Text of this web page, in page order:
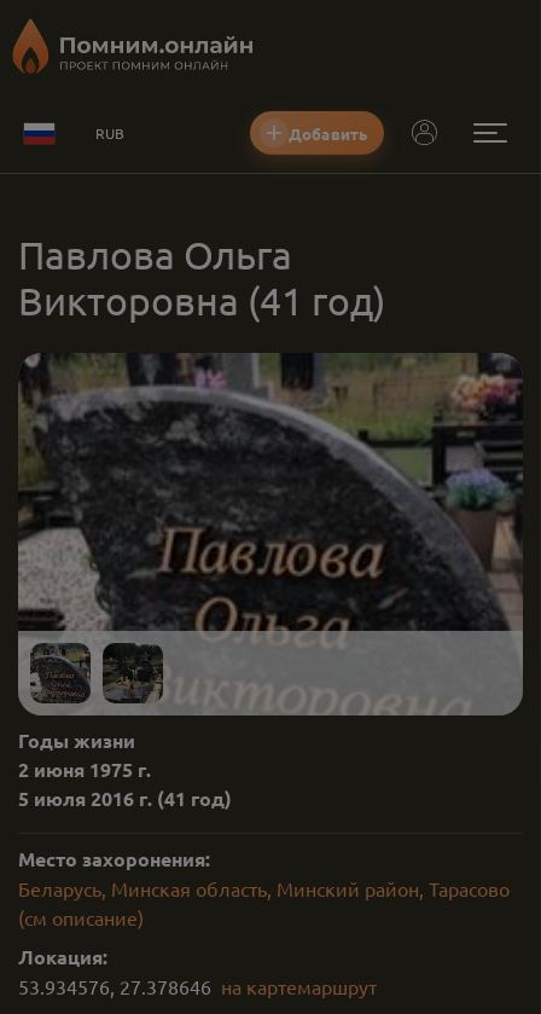
RUB Добавить
Павлова Ольга
Викторовна (41 год)
Годы жизни
2 июня 1975 г.
5 июля 2016 г. (41 год)
Место захоронения:
Беларусь, Минская область, Минский район, Тарасово
(см описание)
Локация:
53.934576, 27.378646 на картемаршрут